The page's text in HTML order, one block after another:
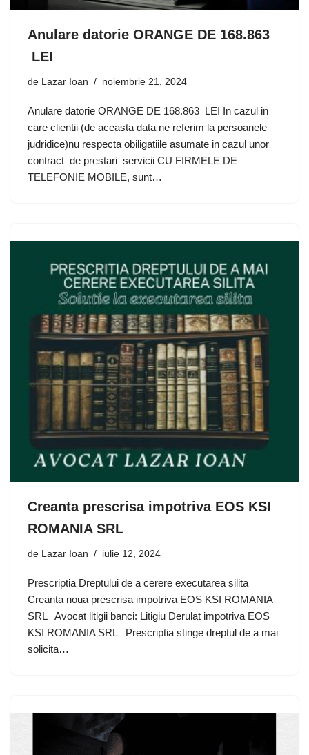
Anulare datorie ORANGE DE 168.863
LEI
de Lazar Ioan noiembrie 21, 2024
Anulare datorie ORANGE DE 168.863 LEI In cazul in
care clientii (de aceasta data ne referim la persoanele
judridice)nu respecta obiligatiile asumate in cazul unor
contract de prestari servicii CU FIRMELE DE
TELEFONIE MOBILE, sunt…
Creanta prescrisa impotriva EOS KSI
ROMANIA SRL
de Lazar Ioan iulie 12, 2024
Prescriptia Dreptului de a cerere executarea silita
Creanta noua prescrisa impotriva EOS KSI ROMANIA
SRL Avocat litigii banci: Litigiu Derulat impotriva EOS
KSI ROMANIA SRL Prescriptia stinge dreptul de a mai
solicita…